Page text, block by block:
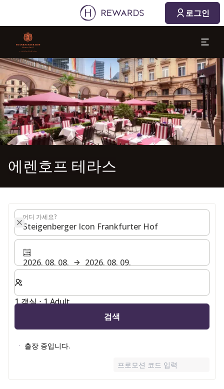
로그인
슬라이드 1 의 1
에렌호프 테라스
2026. 08. 09.
어디 가세요?
어디 가세요?
2026. 08. 08.
2026. 08. 09.
숙박할 객실 및 게스트 수 선택
1 객실 ⋅ 1 Adult
검색
출장 중입니다.
프로모션 코드 입력